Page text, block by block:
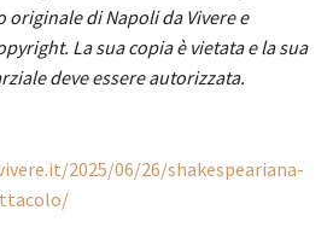
di Napoli da Vivere e
La sua copia è vietata e la sua
deve essere autorizzata.
2025/06/26/shakespeariana-